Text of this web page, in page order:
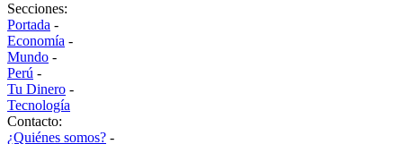
Secciones:
Portada -
Economía -
Mundo -
Perú -
Tu Dinero -
Tecnología
Contacto:
¿Quiénes somos? -